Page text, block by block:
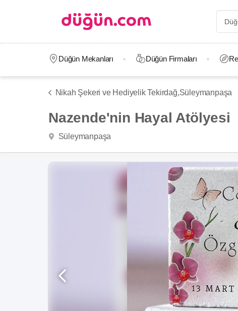
Düğün Mekanları Düğün Firmaları
Nikah Şekeri ve Hediyelik Tekirdağ,Süleymanpaşa
Nazende'nin Hayal Atölyesi
Süleymanpaşa